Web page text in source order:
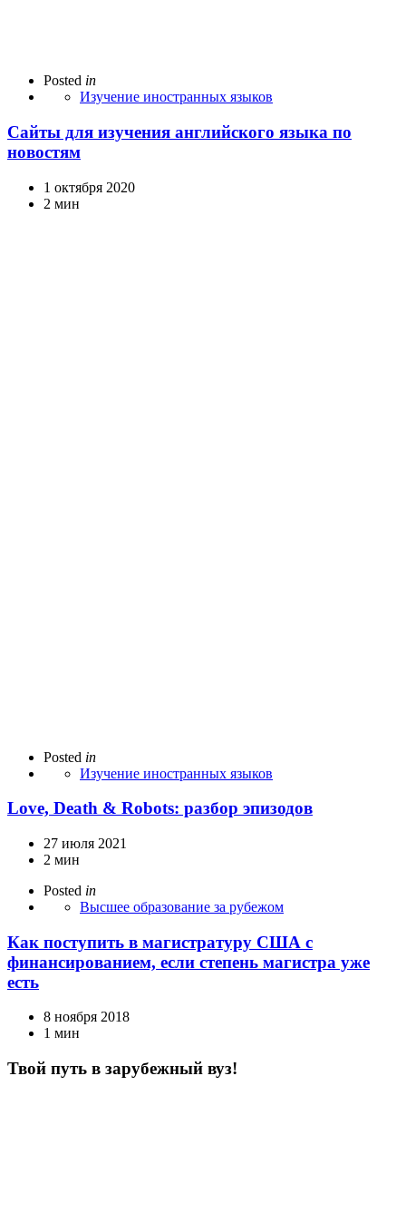
Posted in
Изучение иностранных языков
Сайты для изучения английского языка по
новостям
1 октября 2020
2 мин
Posted in
Изучение иностранных языков
Love, Death & Robots: разбор эпизодов
27 июля 2021
2 мин
Posted in
Высшее образование за рубежом
Как поступить в магистратуру США с
финансированием, если степень магистра уже
есть
8 ноября 2018
1 мин
Твой путь в зарубежный вуз!